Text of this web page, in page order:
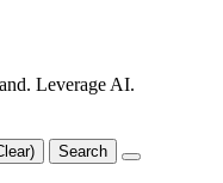
Leverage AI.
Search